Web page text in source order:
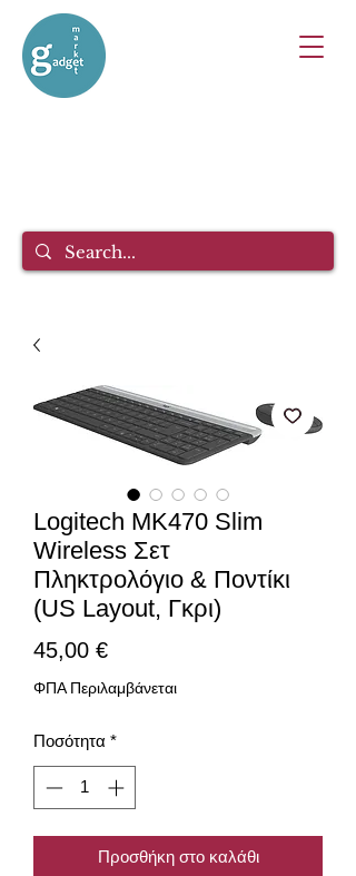
Logitech MK470 Slim
Wireless Σετ
Πληκτρολόγιο & Ποντίκι
(US Layout, Γκρι)
45,00 €Τιμή
ΦΠΑ Περιλαμβάνεται
Ποσότητα *
Προσθήκη στο καλάθι